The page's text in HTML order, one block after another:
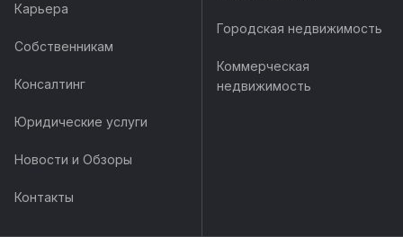
Карьера
Собственникам
Консалтинг
Юридические услуги
Новости и Обзоры
Контакты
Городская недвижимость
Коммерческая
недвижимость